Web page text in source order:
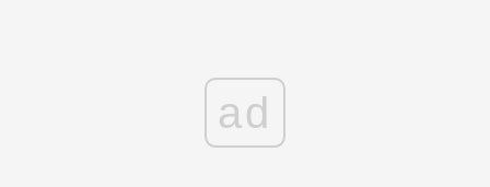
ad